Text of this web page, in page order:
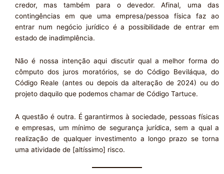
credor, mas também para o devedor. Afinal, uma das
contingências em que uma empresa/pessoa física faz ao
entrar num negócio jurídico é a possibilidade de entrar em
estado de inadimplência.
Não é nossa intenção aqui discutir qual a melhor forma do
cômputo dos juros moratórios, se do Código Beviláqua, do
Código Reale (antes ou depois da alteração de 2024) ou do
projeto daquilo que podemos chamar de Código Tartuce.
A questão é outra. É garantirmos à sociedade, pessoas físicas
e empresas, um mínimo de segurança jurídica, sem a qual a
realização de qualquer investimento a longo prazo se torna
uma atividade de [altíssimo] risco.